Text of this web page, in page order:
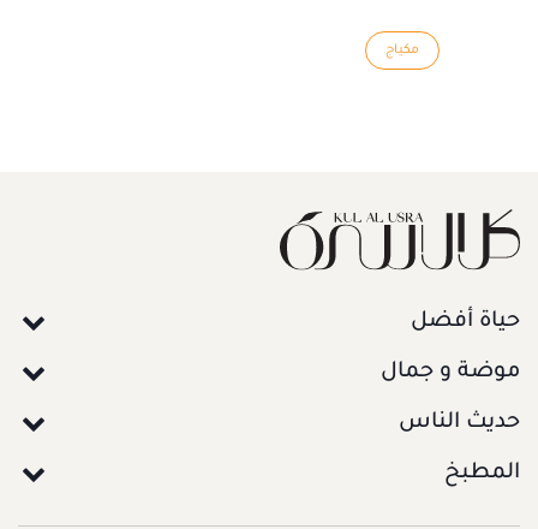
مكياج
حياة أفضل
موضة و جمال
حديث الناس
المطبخ